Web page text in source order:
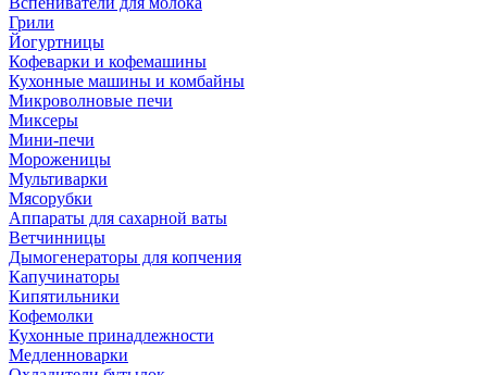
Грили
Йогуртницы
Кофеварки и кофемашины
Кухонные машины и комбайны
Микроволновые печи
Миксеры
Мини-печи
Мороженицы
Мультиварки
Мясорубки
Аппараты для сахарной ваты
Ветчинницы
Дымогенераторы для копчения
Капучинаторы
Кипятильники
Кофемолки
Кухонные принадлежности
Медленноварки